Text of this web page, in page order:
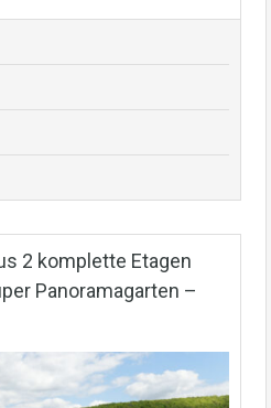
2 komplette Etagen
Panoramagarten –